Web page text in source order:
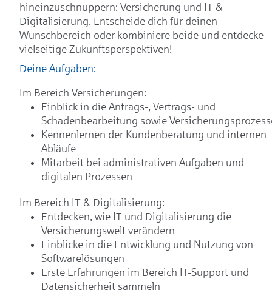
hineinzuschnuppern: Versicherung und IT &
Digitalisierung. Entscheide dich für deinen
Wunschbereich oder kombiniere beide und entdecke
vielseitige Zukunftsperspektiven!
Deine Aufgaben:
Im Bereich Versicherungen:
Einblick in die Antrags-, Vertrags- und
Schadenbearbeitung sowie
Kennenlernen der Kundenberatung und internen
Abläufe
Mitarbeit bei administrativen Aufgaben und
digitalen Prozessen
Im Bereich IT & Digitalisierung:
Entdecken, wie IT und Digitalisierung die
Versicherungswelt verändern
Einblicke in die Entwicklung und Nutzung von
Softwarelösungen
Erste Erfahrungen im Bereich IT-Support und
Datensicherheit sammeln